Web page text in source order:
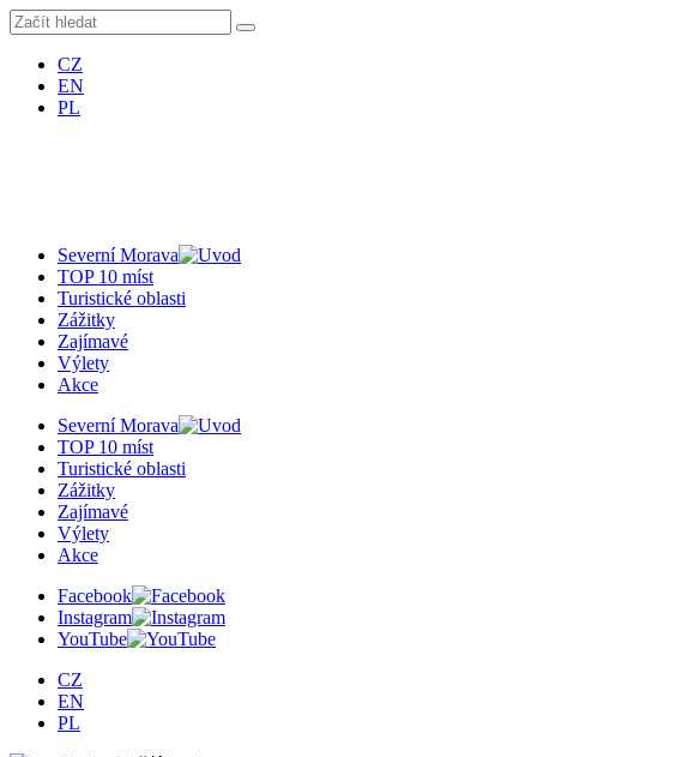
CZ
EN
PL
Severní Morava
TOP 10 míst
Turistické oblasti
Zážitky
Zajímavé
Výlety
Akce
Severní Morava
TOP 10 míst
Turistické oblasti
Zážitky
Zajímavé
Výlety
Akce
Facebook
Instagram
YouTube
CZ
EN
PL